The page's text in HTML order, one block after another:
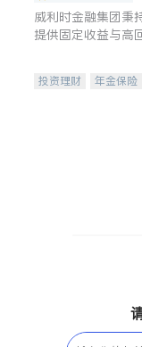
威利时金融集团秉
提供固定收益与高
合，助力客户实现目
投资理财
年金保险